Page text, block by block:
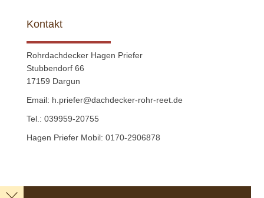
Kontakt
Rohrdachdecker Hagen Priefer
Stubbendorf 66
17159 Dargun
Email: h.priefer@dachdecker-rohr-reet.de
Tel.: 039959-20755
Hagen Priefer Mobil: 0170-2906878